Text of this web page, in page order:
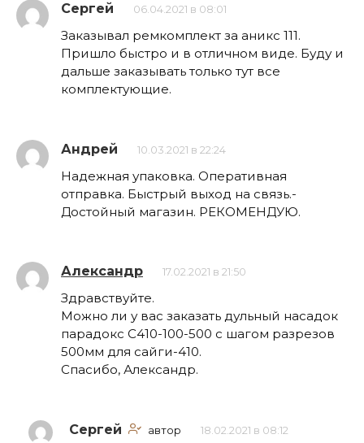
Сергей 06.04.2021 в 08:01
Заказывал ремкомплект за аникс 111.
Пришло быстро и в отличном виде. Буду и
дальше заказывать только тут все
комплектующие.
Андрей 10.03.2021 в 22:24
Надежная упаковка. Оперативная
отправка. Быстрый выход на связь.-
Достойный магазин. РЕКОМЕНДУЮ.
Александр 17.02.2021 в 21:50
Здравствуйте.
Можно ли у вас заказать дульный насадок
парадокс С410-100-500 с шагом разрезов
500мм для сайги-410.
Спасибо, Александр.
Сергей автор 18.02.2021 в 08:12